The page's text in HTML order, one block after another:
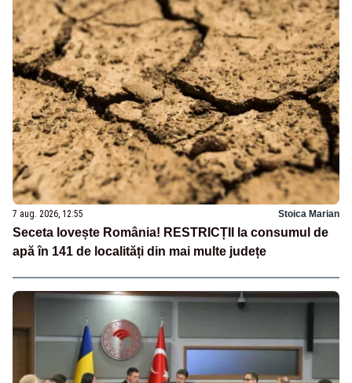
7 aug. 2026, 12:55 Stoica Marian
Seceta lovește România! RESTRICȚII la consumul de
apă în 141 de localități din mai multe județe